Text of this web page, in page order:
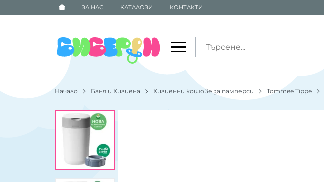
ЗА НАС КАТАЛОЗИ КОНТАКТИ
Начало Баня и Хигиена Хигиенни кошове за памперси Tommee Tippe